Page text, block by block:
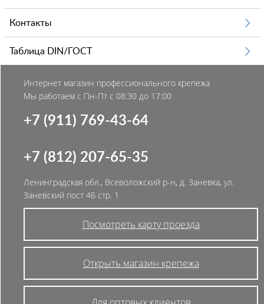
Контакты
Таблица DIN/ГОСТ
Интернет магазин профессионального крепежа
Мы работаем с Пн-Пт с 08:30 до 17:00
+7 (911) 769-43-64
+7 (812) 207-65-35
Ленинградская обл., Всеволожский р-н, д. Заневка, ул.
Заневский пост 4Б стр. 1
Посмотреть карту проезда
Открыть магазин крепежа